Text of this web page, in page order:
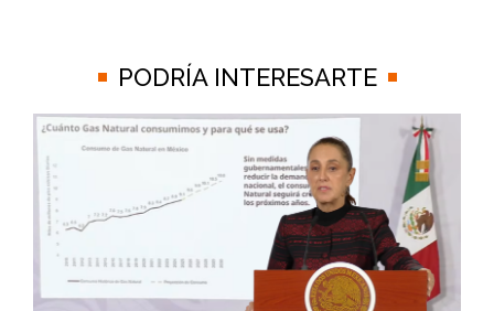
PODRÍA INTERESARTE